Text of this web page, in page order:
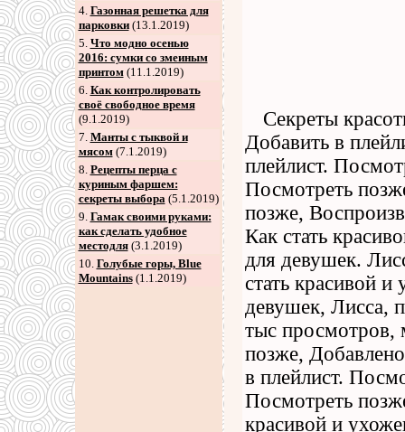
4. Газонная решетка для
парковки(13.1.2019)
5. Что модно осенью
2016: сумки со змеиным
принтом(11.1.2019)
6. Как контролировать
своё свободное время
(9.1.2019)
7. Манты с тыквой и
мясом(7.1.2019)
8. Рецепты перца с
куриным фаршем:
секреты выбора(5.1.2019)
9. Гамак своими руками:
как сделать удобное
местодля(3.1.2019)
10. Голубые горы, Blue
Mountains(1.1.2019)
Секреты
Добавить в
плейлист.
Посмотреть
позже,
Как стать
для девушек.
стать красивой
девушек, Лисса,
тыс просмотров,
позже,
в плейлист.
Посмотреть
красивой и